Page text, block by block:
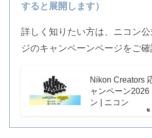
すると展開します）
詳しく知りたい方は、ニコン
ジのキャンペーンページをご確
Nikon Creators
ャンペーン2026
ン | ニコン